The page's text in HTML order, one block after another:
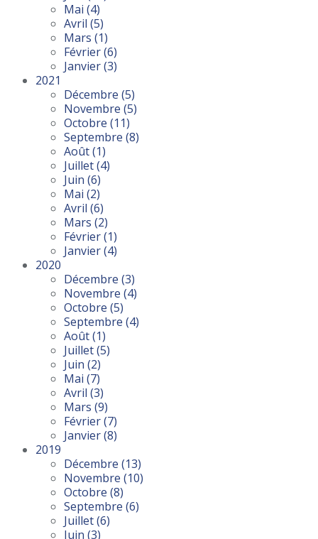
Mai (4)
Avril (5)
Mars (1)
Février(6)
Janvier(3)
2021
Décembre (5)
Novembre (5)
Octobre (11)
Septembre (8)
Août(1)
Juillet(4)
Juin (6)
Mai (2)
Avril (6)
Mars (2)
Février(1)
Janvier(4)
2020
Décembre (3)
Novembre (4)
Octobre (5)
Septembre (4)
Août(1)
Juillet(5)
Juin (2)
Mai (7)
Avril (3)
Mars (9)
Février(7)
Janvier(8)
2019
Décembre (13)
Novembre (10)
Octobre (8)
Septembre (6)
Juillet(6)
Juin (3)